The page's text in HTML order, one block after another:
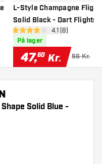
til ønskeliste
L-Style Champagne Flight
Solid Black - Dart Flights
åbn
4.1 bedømmelsesstjerner
4.1 (8)
På lager
47,60 Kr. 56 Kr.
Solid Blue -